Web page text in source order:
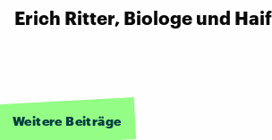
Erich Ritter, Biologe und
Weitere Beiträge